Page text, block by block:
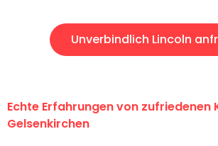
Unverbindlich Lincoln
Echte Erfahrungen von zufriedenen
Gelsenkirchen